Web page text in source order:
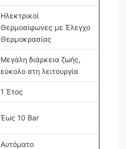
Ηλεκτρικοί
Θερμοσίφωνες με Έλεγχο
Θερμοκρασίας
Μεγάλη διάρκεια ζωής,
εύκολο στη λειτουργία
1 Έτος
Έως 10 Bar
Αυτόματο